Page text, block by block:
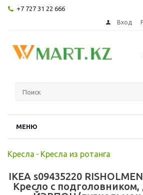
+7 727 31 22 666
Вход
МЕНЮ
Кресла - Кресла из ротанга
IKEA s09435220
Кресло с